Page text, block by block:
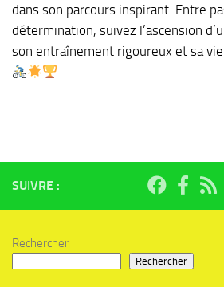
dans son parcours inspirant. Entre
détermination, suivez l’ascension
son entraînement rigoureux et sa
SUIVRE :
Rechercher
Rechercher